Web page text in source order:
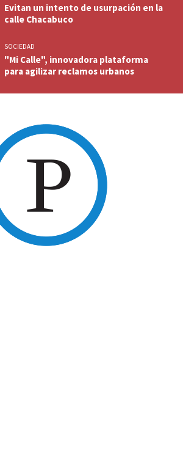
Evitan un intento de usurpación en la
calle Chacabuco
SOCIEDAD
"Mi Calle", innovadora plataforma
para agilizar reclamos urbanos